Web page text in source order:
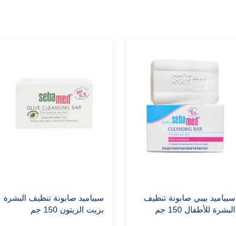
سيباميد بيبي صابونة تنظيف
البشرة للأطفال 150 جم
سيباميد صابونة تنظيف البشرة
بزيت الزيتون 150 جم